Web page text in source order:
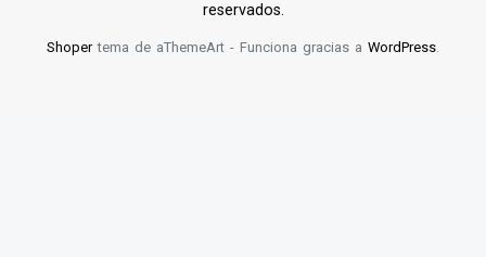
reservados.
Shopertema de aThemeArt - Funciona gracias a WordPress.